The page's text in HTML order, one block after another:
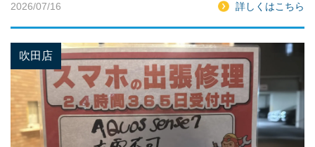
2026/07/16 詳しくはこちら
吹田店